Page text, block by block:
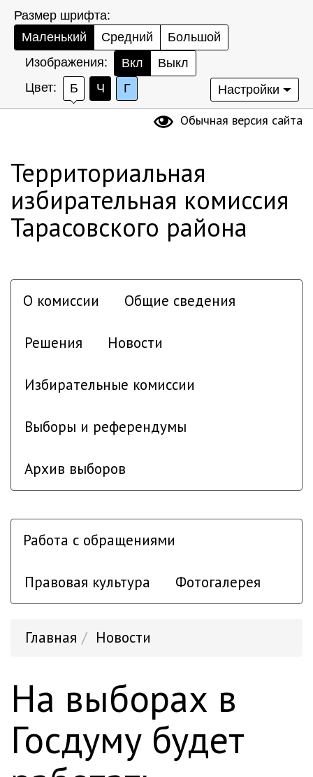
Размер шрифта:
Маленький
Средний
Большой
Изображения:
Вкл
Выкл
Цвет:
Б Ч Г Настройки
Обычная версия сайта
Территориальная
избирательная комиссия
Тарасовского района
О комиссии Общие сведения
Решения Новости
Избирательные комиссии
Выборы и референдумы
Архив выборов
Работа с обращениями
Правовая культура Фотогалерея
Главная Новости
На выборах в
Госдуму будет